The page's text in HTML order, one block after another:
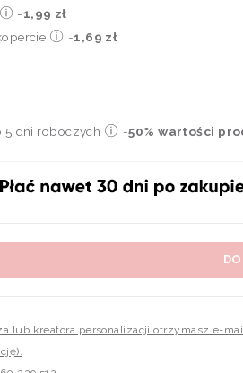
-1,99 zł
-1,69 zł
5 dni roboczych -50% wartości
lub kreatora personalizacji otrzymasz e-